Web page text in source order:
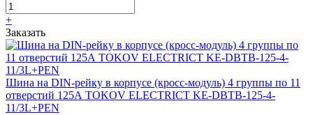
+
Заказать
Шина на DIN-рейку в корпусе (кросс-модуль) 4 группы по 11
отверстий 125А TOKOV ELECTRICT KE-DBTB-125-4-
11/3L+PEN